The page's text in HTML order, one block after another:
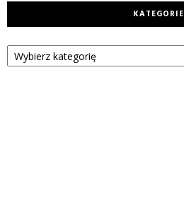
KATEGORIE
Kategorie